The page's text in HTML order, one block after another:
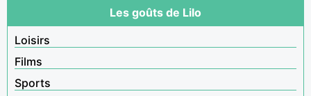
Les goûts de Lilo
Loisirs
Films
Sports